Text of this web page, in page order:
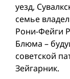
уезд,
семье
Рони-Фейги
Блюма –
советской
Зейгарник.